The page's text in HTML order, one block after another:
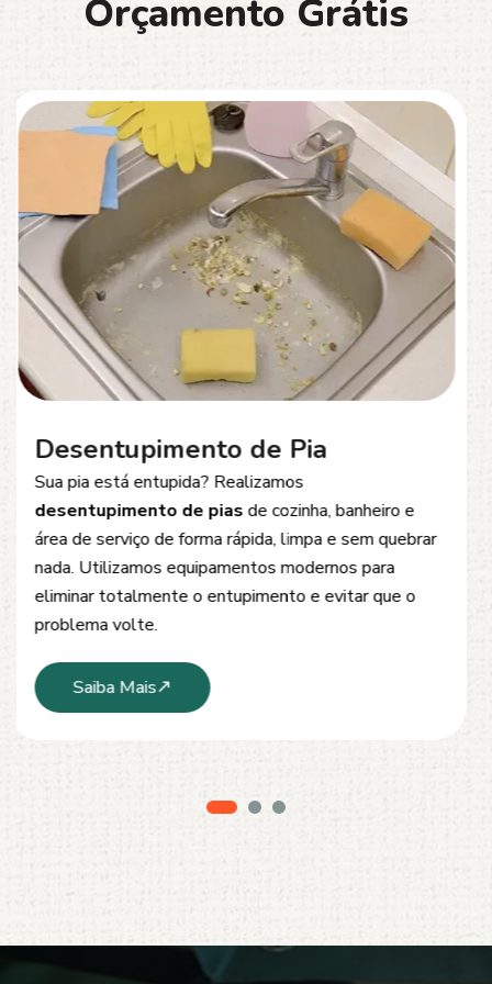
Orçamento Grátis
Desentupimento de Esgoto
Problemas comentupimento de esgoto
Oferecemos soluções rápidas e eficientes para
desobstrução de redes de esgoto, caixas de
inspeção e tubulações. Utilizamos equipamentos
modernos e técnicas seguras que garantem um
serviço limpo, ágil e sem danos à estrutura.
Saiba Mais